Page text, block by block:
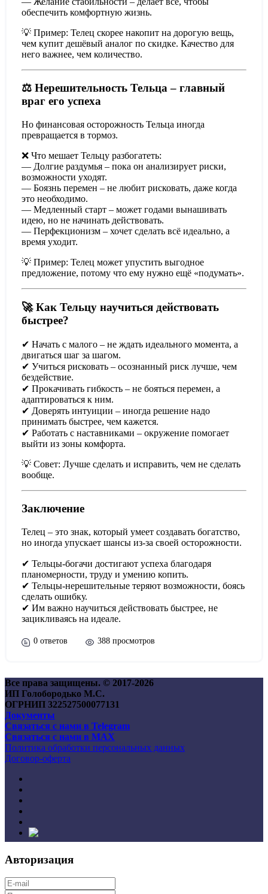
обеспечить комфортную жизнь.
💡 Пример: Телец скорее накопит на дорогую вещь,
чем купит дешёвый аналог по скидке. Качество для
него важнее, чем количество.
⚖️ Нерешительность Тельца – главный
враг его успеха
Но финансовая осторожность Тельца иногда
превращается в тормоз.
❌ Что мешает Тельцу разбогатеть:
— Долгие раздумья – пока он анализирует риски,
возможности уходят.
— Боязнь перемен – не любит рисковать, даже когда
это необходимо.
— Медленный старт – может годами вынашивать
идею, но не начинать действовать.
— Перфекционизм – хочет сделать всё идеально, а
время уходит.
💡 Пример: Телец может упустить выгодное
предложение, потому что ему нужно ещё «подумать».
🚀 Как Тельцу научиться действовать
быстрее?
✔ Начать с малого – не ждать идеального момента, а
двигаться шаг за шагом.
✔ Учиться рисковать – осознанный риск лучше, чем
бездействие.
✔ Прокачивать гибкость – не бояться перемен, а
адаптироваться к ним.
✔ Доверять интуиции – иногда решение надо
принимать быстрее, чем кажется.
✔ Работать с наставниками – окружение помогает
выйти из зоны комфорта.
💡 Совет: Лучше сделать и исправить, чем не сделать
вообще.
Заключение
Телец – это знак, который умеет создавать богатство,
но иногда упускает шансы из-за своей осторожности.
✔ Тельцы-богачи достигают успеха благодаря
планомерности, труду и умению копить.
✔ Тельцы-нерешительные теряют возможности, боясь
сделать ошибку.
✔ Им важно научиться действовать быстрее, не
зацикливаясь на идеале.
0 ответов 388 просмотров
Все права защищены. © 2017-2026
ИП Голобородько М.С.
ОГРНИП 322527500077131
Документы
Связаться с нами в Telegram
Связаться с нами в MAX
Политика обработки персональных данных
Договор-оферта
Авторизация